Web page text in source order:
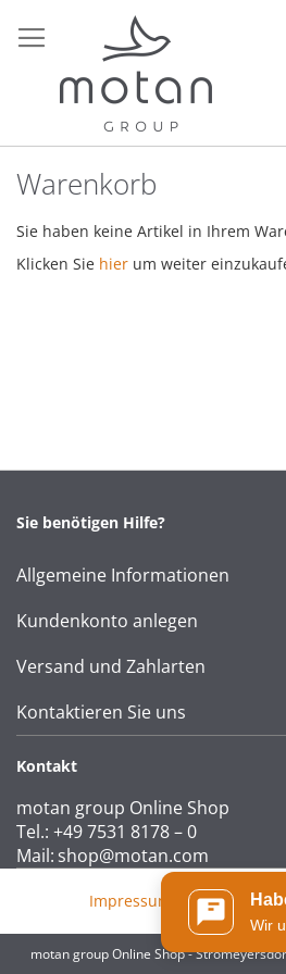
Wir
Inhalt
springen
Warenkorb
Sie haben keine Artikel in Ihrem
Klicken Sie hier um weiter
Sie benötigen Hilfe?
Allgemeine Informationen
Kundenkonto anlegen
Versand und Zahlarten
Kontaktieren Sie uns
Kontakt
motan group Online Shop
Tel.: +49 7531 8178 – 0
Mail: shop@motan.com
Impressum |AGB|
motan group Online Shop -